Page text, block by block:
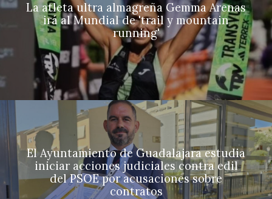
La atleta ultra almagreña Gemma Arenas
irá al Mundial de 'trail y mountain
running'
El Ayuntamiento de Guadalajara estudia
iniciar acciones judiciales contra edil
del PSOE por acusaciones sobre
contratos